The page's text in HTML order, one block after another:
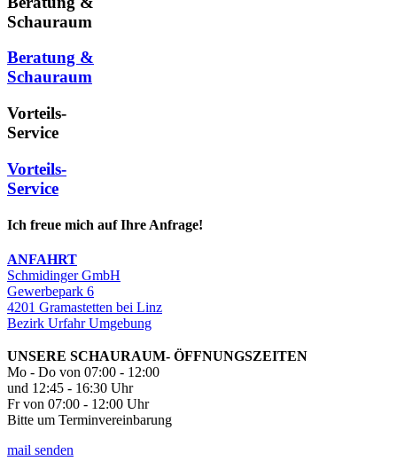
Schauraum
Beratung &
Schauraum
Vorteils-
Service
Vorteils-
Service
Ich freue mich auf Ihre Anfrage!
ANFAHRT
Schmidinger GmbH
Gewerbepark 6
4201 Gramastetten bei Linz
Bezirk Urfahr Umgebung
UNSERE SCHAURAUM- ÖFFNUNGSZEITEN
Mo - Do von 07:00 - 12:00
und 12:45 - 16:30 Uhr
Fr von 07:00 - 12:00 Uhr
Bitte um Terminvereinbarung
mail senden